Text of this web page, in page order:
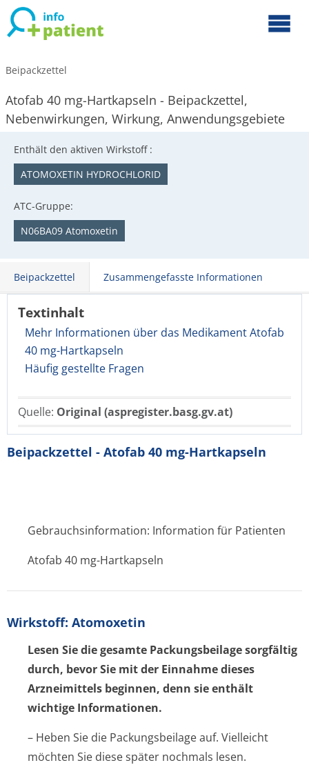
Beipackzettel
Atofab 40 mg-Hartkapseln - Beipackzettel,
Nebenwirkungen, Wirkung, Anwendungsgebiete
Enthält den aktiven Wirkstoff :
ATOMOXETIN HYDROCHLORID
ATC-Gruppe:
N06BA09 Atomoxetin
Beipackzettel Zusammengefasste Informationen
Textinhalt
Mehr Informationen über das Medikament Atofab
40 mg-Hartkapseln
Häufig gestellte Fragen
Quelle: Original (aspregister.basg.gv.at)
Beipackzettel - Atofab 40 mg-Hartkapseln
Gebrauchsinformation: Information für Patienten
Atofab 40 mg-Hartkapseln
Wirkstoff: Atomoxetin
Lesen Sie die gesamte Packungsbeilage sorgfältig
durch, bevor Sie mit der Einnahme dieses
Arzneimittels beginnen, denn sie enthält
wichtige Informationen.
– Heben Sie die Packungsbeilage auf. Vielleicht
möchten Sie diese später nochmals lesen.